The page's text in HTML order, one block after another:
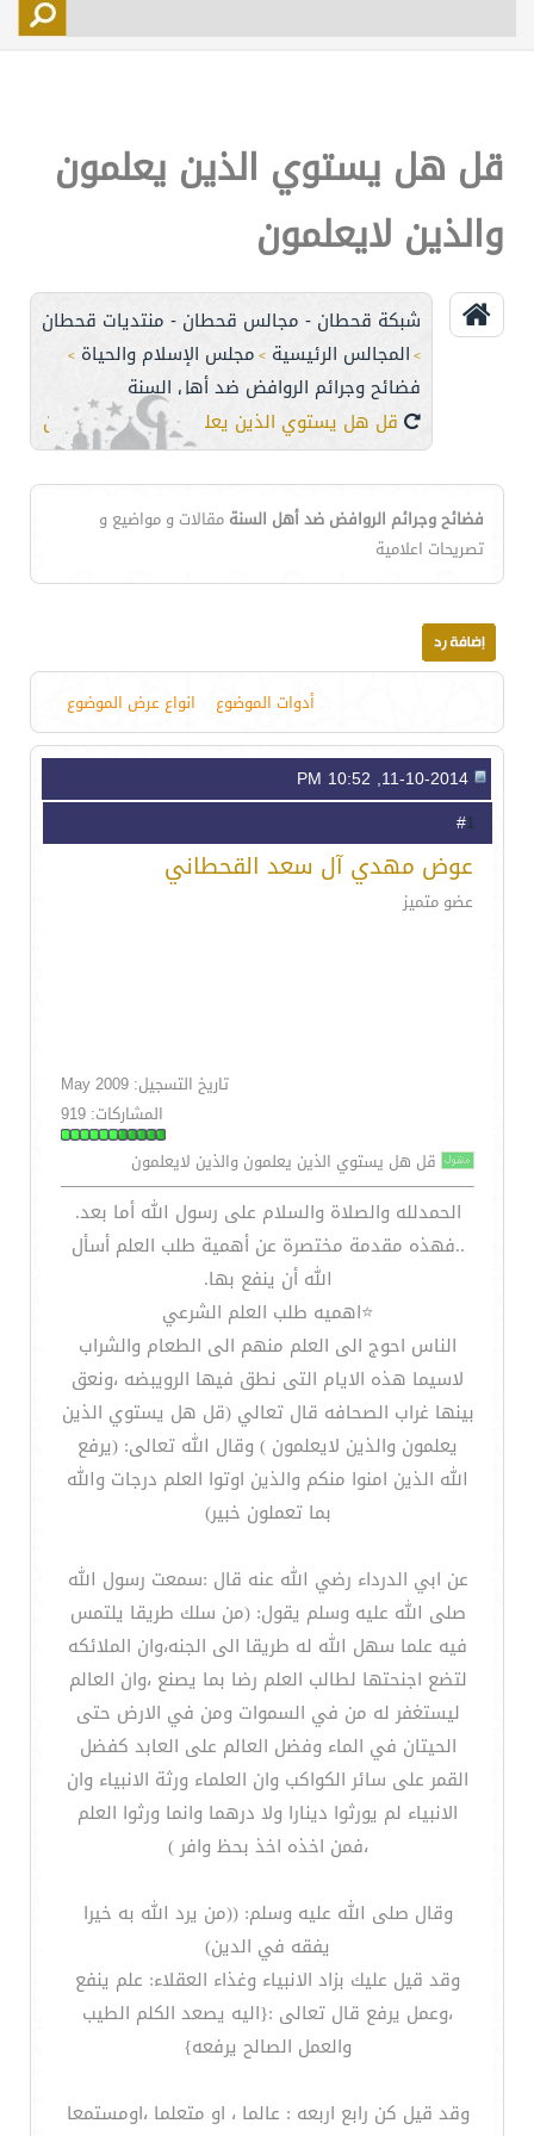
اتصل بنا
قل هل يستوي الذين يعلمون
والذين لايعلمون
شبكة قحطان - مجالس قحطان - منتديات قحطان
> المجالس الرئيسية > مجلس الإسلام والحياة >
فضائح وجرائم الروافض ضد أهل السنة
قل هل يستوي الذين يعلمون والذين لايعلمون
فضائح وجرائم الروافض ضد أهل السنة مقالات و مواضيع و
تصريحات اعلامية
أدوات الموضوع انواع عرض الموضوع
1
عوض مهدي آل سعد القحطاني
عضو متميز
تاريخ التسجيل: May 2009
المشاركات: 919
قل هل يستوي الذين يعلمون والذين لايعلمون
الحمدلله والصلاة والسلام على رسول الله أما بعد.
..فهذه مقدمة مختصرة عن أهمية طلب العلم أسأل
الله أن ينفع بها.
‏⭐️اهميه طلب العلم الشرعي
الناس احوج الى العلم منهم الى الطعام والشراب
ﻻسيما هذه الايام التى نطق فيها الرويبضه ،ونعق
بينها غراب الصحافه قال تعالي (قل هل يستوي الذين
يعلمون والذين ﻻيعلمون ) وقال الله تعالى: (يرفع
الله الذين امنوا منكم والذين اوتوا العلم درجات والله
بما تعملون خبير)
عن ابي الدرداء رضي الله عنه قال :سمعت رسول الله
صلى الله عليه وسلم يقول: (من سلك طريقا يلتمس
فيه علما سهل الله له طريقا الى الجنه،وان الملائكه
لتضع اجنحتها لطالب العلم رضا بما يصنع ،وان العالم
ليستغفر له من في السموات ومن في الارض حتى
الحيتان في الماء وفضل العالم على العابد كفضل
القمر على سائر الكواكب وان العلماء ورثة الانبياء وان
الانبياء لم يورثوا دينارا وﻻ درهما وانما ورثوا العلم
،فمن اخذه اخذ بحظ وافر )
وقال صلى الله عليه وسلم: ((من يرد الله به خيرا
يفقه في الدين)
وقد قيل عليك بزاد الانبياء وغذاء العقلاء: علم ينفع
،وعمل يرفع قال تعالى :{اليه يصعد الكلم الطيب
والعمل الصالح يرفعه}
وقد قيل كن رابع اربعه : عالما ، او متعلما ،اومستمعا